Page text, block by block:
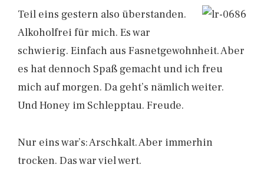
Teil eins gestern also überstanden.
Alkoholfrei für mich. Es war
schwierig. Einfach aus Fasnetgewohnheit. Aber
es hat dennoch Spaß gemacht und ich freu
mich auf morgen. Da geht’s nämlich weiter.
Und Honey im Schlepptau. Freude.
Nur eins war’s: Arschkalt. Aber immerhin
trocken. Das war viel wert.